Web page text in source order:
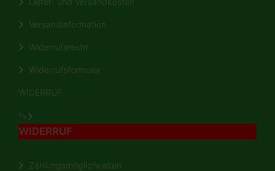
Versandinformation
Widerrufsrecht
Widerrufsformular
WIDERRUF
">
WIDERRUF
Zahlungsmöglichkeiten